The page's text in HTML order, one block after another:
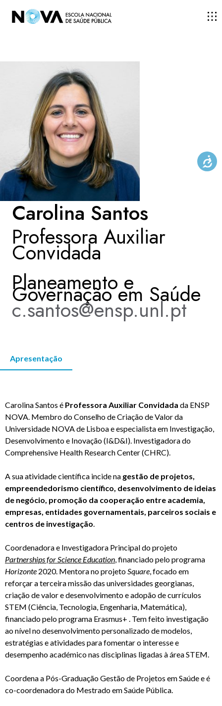
INVESTIGAÇÃO
DOCENTES E INVESTIGADORES
COMUNIDADE
KNOWLEDGE CENTERS
CENTROS COLABORADORES OMS
PT
Carolina Santos
Professora Auxiliar
Convidada
Planeamento e
Governação em Saúde
c.santos@ensp.unl.pt
Apresentação
Carolina Santos é Professora Auxiliar Convidada da ENSP
NOVA. Membro do Conselho de Criação de Valor da
Universidade NOVA de Lisboa e especialista em Investigação,
Desenvolvimento e Inovação (I&D&I). Investigadora do
Comprehensive Health Research Center (CHRC).
A sua atividade científica incide na gestão de projetos,
empreendedorismo científico, desenvolvimento de ideias
de negócio, promoção da cooperação entre academia,
empresas, entidades governamentais, parceiros sociais e
centros de investigação.
Coordenadora e Investigadora Principal do projeto
Partnerships for Science Education, financiado pelo programa
Horizonte 2020. Mentora no projetoSquare, focado em
reforçar a terceira missão das universidades georgianas,
criação de valor e desenvolvimento e adopão de currículos
STEM (Ciência, Tecnologia, Engenharia, Matemática),
financiado pelo programa Erasmus+ . Tem feito investigação
ao nível no desenvolvimento personalizado de modelos,
estratégias e atividades para fomentar o interesse e
desempenho académico nas disciplinas ligadas à área STEM.
Coordena a Pós-Graduação Gestão de Projetos em Saúde e é
co-coordenadora do Mestrado em Saúde Pública.